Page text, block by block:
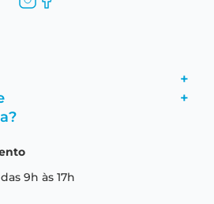
+
+
9h às 17h